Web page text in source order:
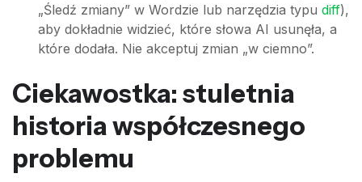
„Śledź zmiany” w Wordzie lub narzędzia typu diff),
aby dokładnie widzieć, które słowa AI usunęła, a
które dodała. Nie akceptuj zmian „w ciemno”.
Ciekawostka: stuletnia
historia współczesnego
problemu